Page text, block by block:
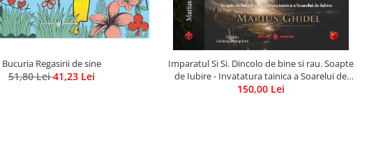
Bucuria Regasirii de sine
51,80 Lei41,23 Lei
Imparatul Si Si. Dincolo de bine si rau. Soapte
de Iubire - Invatatura tainica a Soarelui de
Iubire
150,00 Lei